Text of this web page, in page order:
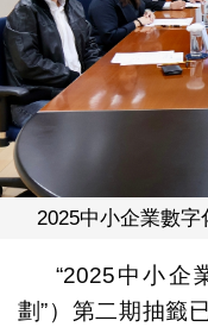
2025中小企業數
“2025中小企
劃”）第二期抽籤